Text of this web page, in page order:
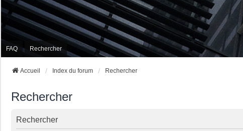
FAQ Rechercher
Accueil Index du forum Rechercher
Rechercher
Rechercher